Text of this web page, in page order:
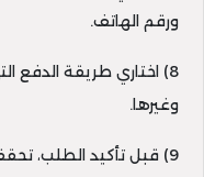
ورقم الهاتف.
8) اختاري طريقة الدفع
وغيرها.
9) قبل تأكيد الطلب،